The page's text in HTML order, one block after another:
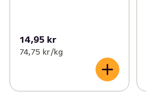
14,95 kr
74,75 kr /kg